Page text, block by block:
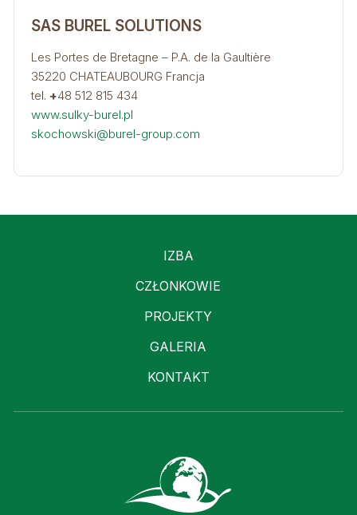
SAS BUREL SOLUTIONS
Les Portes de Bretagne – P.A. de la Gaultière
35220 CHATEAUBOURG Francja
tel. +48 512 815 434
www.sulky-burel.pl
skochowski@burel-group.com
IZBA
CZŁONKOWIE
PROJEKTY
GALERIA
KONTAKT